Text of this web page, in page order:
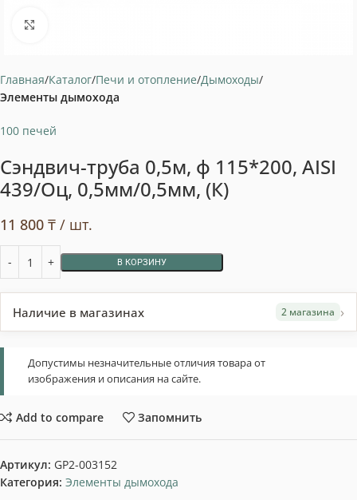
Главная Каталог Печи и отопление Дымоходы
Элементы дымохода
100 печей
Сэндвич-труба 0,5м, ф 115*200, AISI
439/Оц, 0,5мм/0,5мм, (К)
11 800 ₸ / шт.
В КОРЗИНУ
Наличие в магазинах 2 магазина ›
Допустимы незначительные отличия товара от
изображения и описания на сайте.
Add to compare Запомнить
Артикул: GP2-003152
Категория: Элементы дымохода